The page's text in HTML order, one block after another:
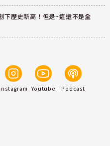
歷史新高！但是~這還不是全
Instagram Youtube Podcast